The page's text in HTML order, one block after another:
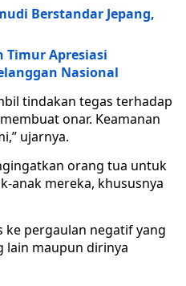
Berstandar Jepang,
Timur Apresiasi
Nasional
tindakan tegas terhadap
onar. Keamanan
ujarnya.
orang tua untuk
anak mereka, khususnya
ke pergaulan negatif yang
lain maupun dirinya